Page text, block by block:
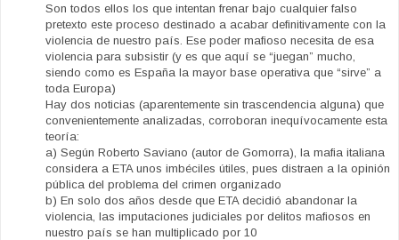
Son todos ellos los que intentan frenar bajo cualquier falso
pretexto este proceso destinado a acabar definitivamente con la
violencia de nuestro país. Ese poder mafioso necesita de esa
violencia para subsistir (y es que aquí se “juegan” mucho,
siendo como es España la mayor base operativa que “sirve” a
toda Europa)
Hay dos noticias (aparentemente sin trascendencia alguna) que
convenientemente analizadas, corroboran inequívocamente esta
teoría:
a) Según Roberto Saviano (autor de Gomorra), la mafia italiana
considera a ETA unos imbéciles útiles, pues distraen a la opinión
pública del problema del crimen organizado
b) En solo dos años desde que ETA decidió abandonar la
violencia, las imputaciones judiciales por delitos mafiosos en
nuestro país se han multiplicado por 10